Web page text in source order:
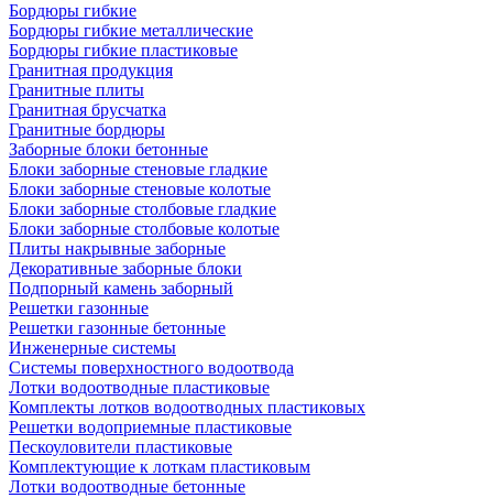
Бордюры гибкие
Бордюры гибкие металлические
Бордюры гибкие пластиковые
Гранитная продукция
Гранитные плиты
Гранитная брусчатка
Гранитные бордюры
Заборные блоки бетонные
Блоки заборные стеновые гладкие
Блоки заборные стеновые колотые
Блоки заборные столбовые гладкие
Блоки заборные столбовые колотые
Плиты накрывные заборные
Декоративные заборные блоки
Подпорный камень заборный
Решетки газонные
Решетки газонные бетонные
Инженерные системы
Системы поверхностного водоотвода
Лотки водоотводные пластиковые
Комплекты лотков водоотводных пластиковых
Решетки водоприемные пластиковые
Пескоуловители пластиковые
Комплектующие к лоткам пластиковым
Лотки водоотводные бетонные